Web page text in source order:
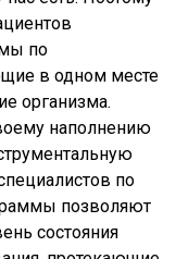
по
в одном месте
организма.
наполнению
по
позволяют
состояния